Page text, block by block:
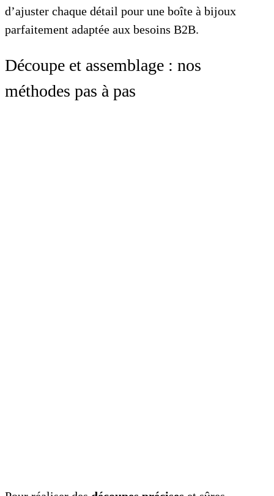
d’ajuster chaque détail pour une boîte à bijoux
parfaitement adaptée aux besoins B2B.
Découpe et assemblage : nos
méthodes pas à pas